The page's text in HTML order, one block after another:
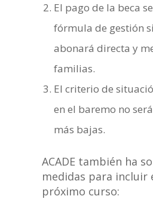
El pago de la beca
fórmula de gestión
abonará directa y
familias.
El criterio de
en el baremo no
más bajas.
ACADE también ha
medidas para incluir
próximo curso: